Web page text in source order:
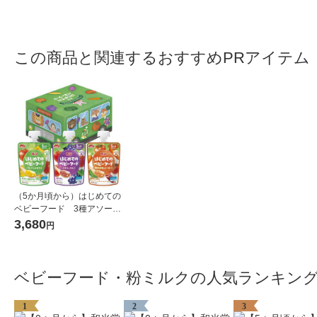
この商品と関連するおすすめPRアイテム
（5か月頃から）はじめての
ベビーフード 3種アソート
（18袋セット）1個 森永乳
3,680円
ベビーフード・粉ミルクの人気ランキン
1 2 3